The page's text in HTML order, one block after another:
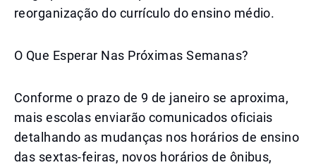
reorganização do currículo do ensino médio.
O Que Esperar Nas Próximas Semanas?
Conforme o prazo de 9 de janeiro se aproxima,
mais escolas enviarão comunicados oficiais
detalhando as mudanças nos horários de ensino
das sextas-feiras, novos horários de ônibus,